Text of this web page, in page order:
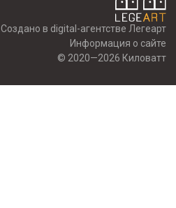
© 2020—2026 Киловатт
Создано в digital-агентстве Легеарт
Информация о сайте